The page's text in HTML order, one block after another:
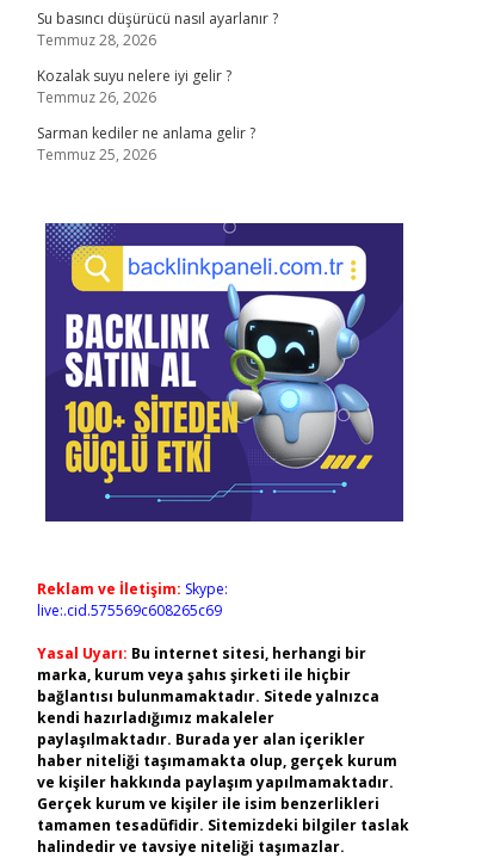
Su basıncı düşürücü nasıl ayarlanır ?
Temmuz 28, 2026
Kozalak suyu nelere iyi gelir ?
Temmuz 26, 2026
Sarman kediler ne anlama gelir ?
Temmuz 25, 2026
Reklam ve İletişim: Skype:
live:.cid.575569c608265c69
Yasal Uyarı: Bu internet sitesi, herhangi bir
marka, kurum veya şahıs şirketi ile hiçbir
bağlantısı bulunmamaktadır. Sitede yalnızca
kendi hazırladığımız makaleler
paylaşılmaktadır. Burada yer alan içerikler
haber niteliği taşımamakta olup, gerçek kurum
ve kişiler hakkında paylaşım yapılmamaktadır.
Gerçek kurum ve kişiler ile isim benzerlikleri
tamamen tesadüfidir. Sitemizdeki bilgiler taslak
halindedir ve tavsiye niteliği taşımazlar.